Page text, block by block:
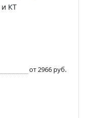
КТ
от 2966 руб.